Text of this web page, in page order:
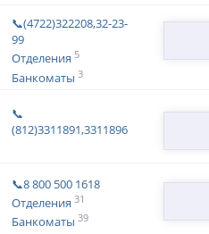
📞(4722)322208,32-23-
99
Отделения 5
Банкоматы 3
📞
(812)3311891,3311896
📞8 800 500 1618
Отделения 31
Банкоматы 39